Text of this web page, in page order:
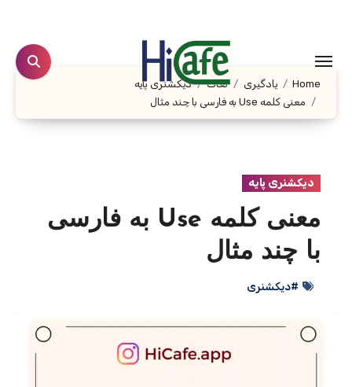
content
Home یادگیری لغات
دیکشنری پایه
معنی کلمه Use به فارسی با چند مثال
دیکشنری پایه
معنی کلمه Use به فارسی
با چند مثال
#دیکشنری